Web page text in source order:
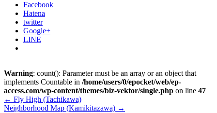
Facebook
Hatena
twitter
Google+
LINE
Warning: count(): Parameter must be an array or an object that
implements Countable in /home/users/0/epocket/web/ep-
access.com/wp-content/themes/biz-vektor/single.php on line 47
← Fly High (Tachikawa)
Neighborhood Map (Kamikitazawa) →